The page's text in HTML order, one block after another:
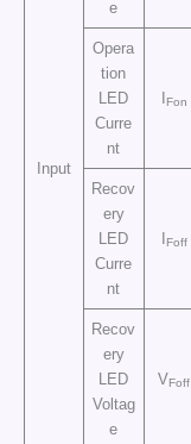
Input
e
Opera
tion
LED
Curre
nt
IFon
Recov
ery
LED
Curre
nt
IFoff
Recov
ery
LED
Voltag
e
VFoff